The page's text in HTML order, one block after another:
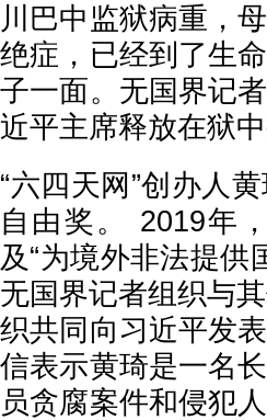
川巴中监狱病重，
绝症，已经到了生
子一面。无国界记
近平主席释放在狱
“六四天网”创办人
自由奖。 2019年
及“为境外非法提供
无国界记者组织与
织共同向习近平发
信表示黄琦是一名
员贪腐案件和侵犯